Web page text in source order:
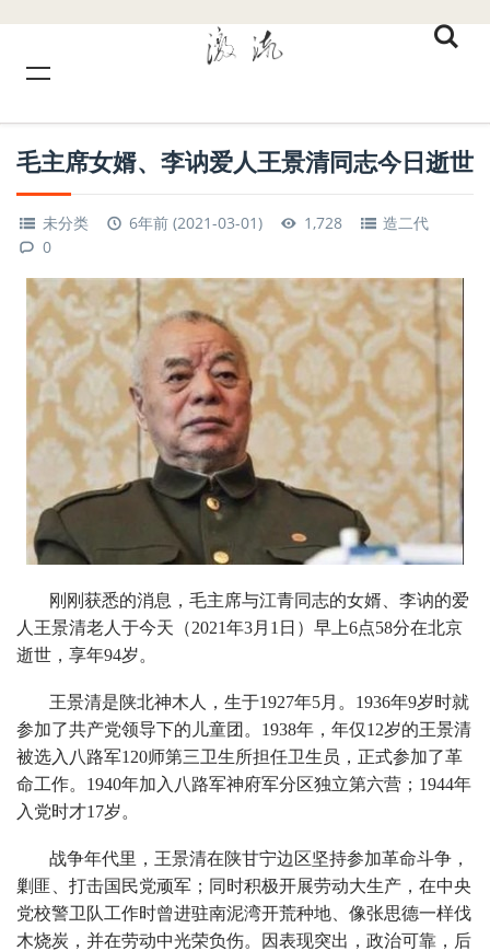
毛主席女婿、李讷爱人王景清同志今日逝世
未分类 6年前 (2021-03-01) 1,728
造二代
0
刚刚获悉的消息，毛主席与江青同志的女婿、李讷的爱
人王景清老人于今天（2021年3月1日）早上6点58分在北京
逝世，享年94岁。
王景清是陕北神木人，生于1927年5月。1936年9岁时就
参加了共产党领导下的儿童团。1938年，年仅12岁的王景清
被选入八路军120师第三卫生所担任卫生员，正式参加了革
命工作。1940年加入八路军神府军分区独立第六营；1944年
入党时才17岁。
战争年代里，王景清在陕甘宁边区坚持参加革命斗争，
剿匪、打击国民党顽军；同时积极开展劳动大生产，在中央
党校警卫队工作时曾进驻南泥湾开荒种地、像张思德一样伐
木烧炭，并在劳动中光荣负伤。因表现突出，政治可靠，后